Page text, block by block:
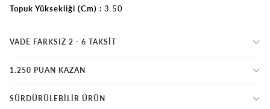
Topuk Yüksekliği (Cm)
3.50
VADE FARKSIZ 2 - 6 TAKSIT
1.250 PUAN KAZAN
SÜRDÜRÜLEBİLİR ÜRÜN